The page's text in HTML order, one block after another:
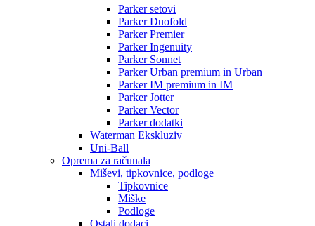
Parker setovi
Parker Duofold
Parker Premier
Parker Ingenuity
Parker Sonnet
Parker Urban premium in Urban
Parker IM premium in IM
Parker Jotter
Parker Vector
Parker dodatki
Waterman Ekskluziv
Uni-Ball
Oprema za računala
Miševi, tipkovnice, podloge
Tipkovnice
Miške
Podloge
Ostali dodaci